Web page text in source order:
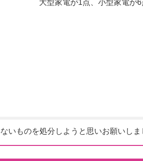
大型家電が1点、小型家電が
いものを処分しようと思いお願いしま